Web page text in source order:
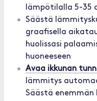
lämpötilalla 5-35
Säästä
graafisella
huolissasi
huoneeseen
Avaa ikkunan
lämmitys
Säästä enemmän